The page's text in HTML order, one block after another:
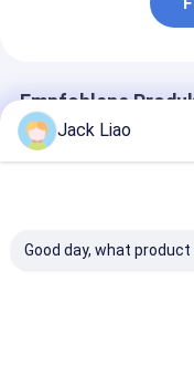
Empfohlene
Jack Liao
Good day, what